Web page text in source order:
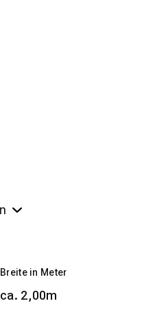
Breite in Meter
ca. 2,00m